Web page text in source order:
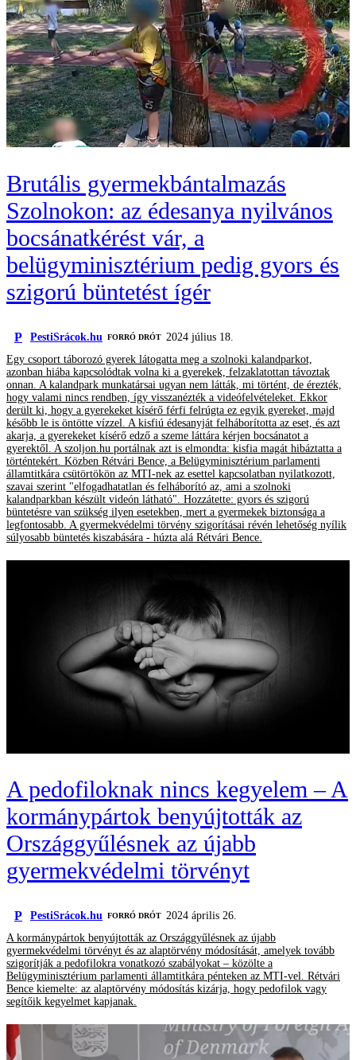
Brutális gyermekbántalmazás
Szolnokon: az édesanya nyilvános
bocsánatkérést vár, a
belügyminisztérium pedig gyors és
szigorú büntetést ígér
P PestiSrácok.hu FORRÓ DRÓT
2024 július 18.
Egy csoport táborozó gyerek látogatta meg a szolnoki kalandparkot,
azonban hiába kapcsolódtak volna ki a gyerekek, felzaklatottan távoztak
onnan. A kalandpark munkatársai ugyan nem látták, mi történt, de érezték,
hogy valami nincs rendben, így visszanézték a videófelvételeket. Ekkor
derült ki, hogy a gyerekeket kísérő férfi felrúgta ez egyik gyereket, majd
később le is öntötte vízzel. A kisfiú édesanyját felháborította az eset, és azt
akarja, a gyerekeket kísérő edző a szeme láttára kérjen bocsánatot a
gyerektől. A szoljon.hu portálnak azt is elmondta: kisfia magát hibáztatta a
történtekért. Közben Rétvári Bence, a Belügyminisztérium parlamenti
államtitkára csütörtökön az MTI-nek az esettel kapcsolatban nyilatkozott,
szavai szerint "elfogadhatatlan és felháborító az, ami a szolnoki
kalandparkban készült videón látható". Hozzátette: gyors és szigorú
büntetésre van szükség ilyen esetekben, mert a gyermekek biztonsága a
legfontosabb. A gyermekvédelmi törvény szigorításai révén lehetőség nyílik
súlyosabb büntetés kiszabására - húzta alá Rétvári Bence.
A pedofiloknak nincs kegyelem – A
kormánypártok benyújtották az
Országgyűlésnek az újabb
gyermekvédelmi törvényt
P PestiSrácok.hu FORRÓ DRÓT 2024 április 26.
A kormánypártok benyújtották az Országgyűlésnek az újabb
gyermekvédelmi törvényt és az alaptörvény módosítását, amelyek tovább
szigorítják a pedofilokra vonatkozó szabályokat – közölte a
Belügyminisztérium parlamenti államtitkára pénteken az MTI-vel. Rétvári
Bence kiemelte: az alaptörvény módosítás kizárja, hogy pedofilok vagy
segítőik kegyelmet kapjanak.